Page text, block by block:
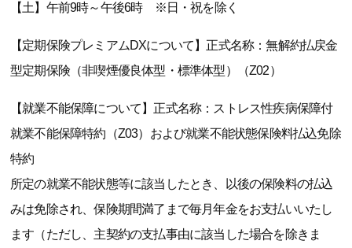
【土】午前9時～午後6時 ※日・祝を除く
【定期保険プレミアムDXについて】正式名称：無解約払戻金
型定期保険（非喫煙優良体型・標準体型）（Z02）
【就業不能保障について】正式名称：ストレス性疾病保障付
就業不能保障特約（Z03）および就業不能状態保険料払込免除
特約
所定の就業不能状態等に該当したとき、以後の保険料の払込
みは免除され、保険期間満了まで毎月年金をお支払いいたし
ます（ただし、主契約の支払事由に該当した場合を除きま